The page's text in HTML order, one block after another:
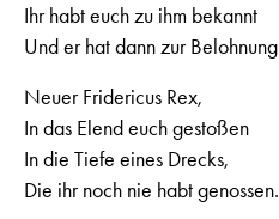
Ihr habt euch zu ihm bekannt
Und er hat dann zur Belohnung
Neuer Fridericus Rex,
In das Elend euch gestoßen
In die Tiefe eines Drecks,
Die ihr noch nie habt genossen.